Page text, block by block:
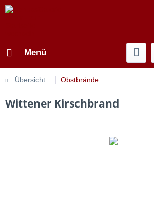
Menü
Übersicht Obstbrände
Wittener Kirschbrand